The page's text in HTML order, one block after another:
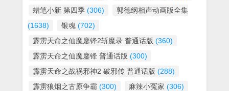
蜡笔小新 第四季 (306)
郭德纲相声动画版全集
(1638)
银魂 (702)
霹雳天命之仙魔鏖锋2斩魔录 普通话版 (360)
霹雳天命之仙魔鏖锋 普通话版 (300)
霹雳天命之战祸邪神2 破邪传 普通话版 (288)
霹雳狼烟之古原争霸 (300) 麻辣小冤家 (306)